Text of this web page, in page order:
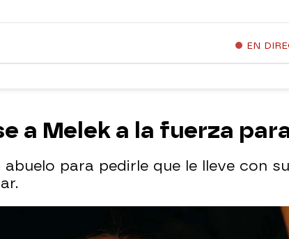
EN
a Melek a la fuerza
para pedirle que le lleve con